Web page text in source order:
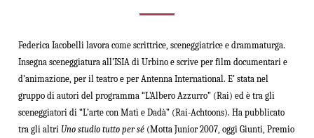
Federica Iacobelli lavora come scrittrice, sceneggiatrice e drammaturga.
Insegna sceneggiatura all’ISIA di Urbino e scrive per film documentari e
d’animazione, per il teatro e per Antenna International. E’ stata nel
gruppo di autori del programma “L’Albero Azzurro” (Rai) ed è tra gli
sceneggiatori di “L’arte con Matì e Dadà” (Rai-Achtoons). Ha pubblicato
tra gli altri Uno studio tutto per sé (Motta Junior 2007, oggi Giunti, Premio